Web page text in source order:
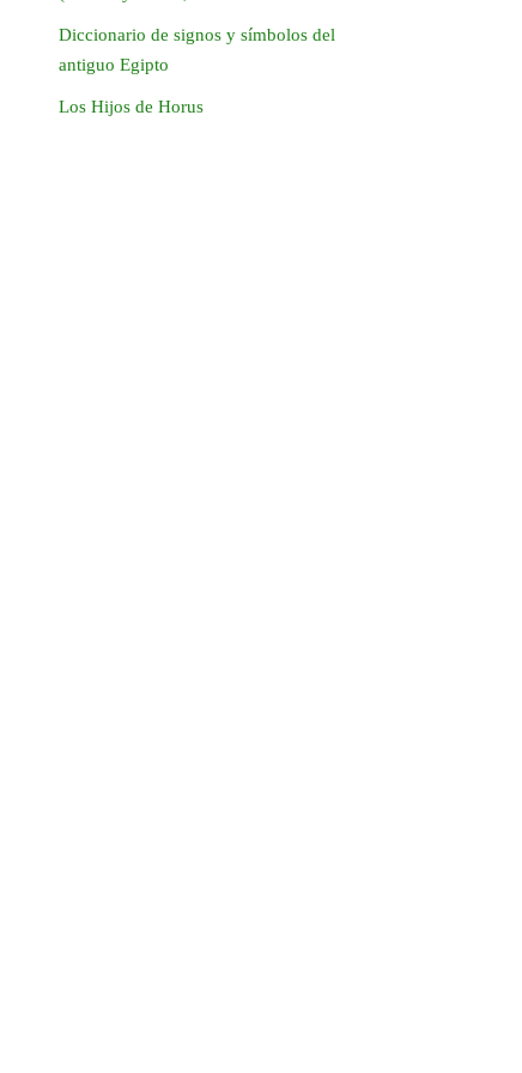
Diccionario de signos y símbolos del
antiguo Egipto
Los Hijos de Horus